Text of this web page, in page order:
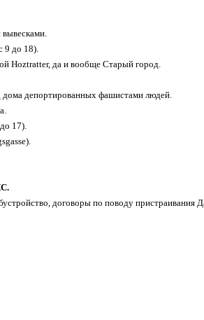
вывесками.
9 до 18).
Hoztratter, да и вообще Старый город.
дома депортированных фашистами людей.
17).
договоры по поводу пристраивания